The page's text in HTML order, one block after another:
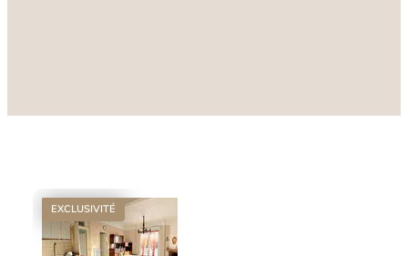
EXCLUSIVITÉ